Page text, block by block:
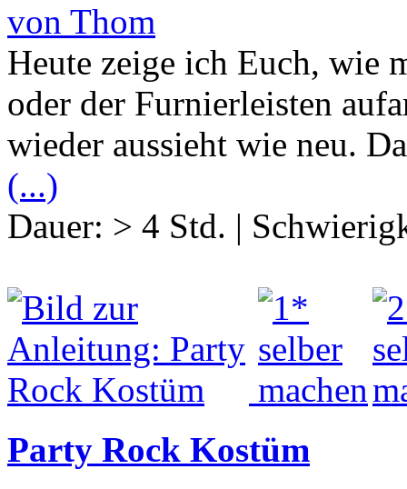
von Thom
Heute zeige ich Euch, wie
oder der Furnierleisten
wieder aussieht wie neu.
(...)
Dauer: > 4 Std. |
Party Rock Kostüm